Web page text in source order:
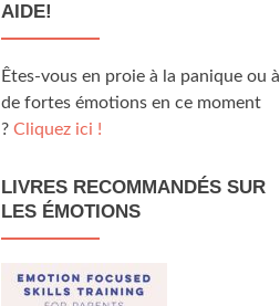
AIDE!
Êtes-vous en proie à la panique ou à
de fortes émotions en ce moment
? Cliquez ici !
LIVRES RECOMMANDÉS SUR
LES ÉMOTIONS